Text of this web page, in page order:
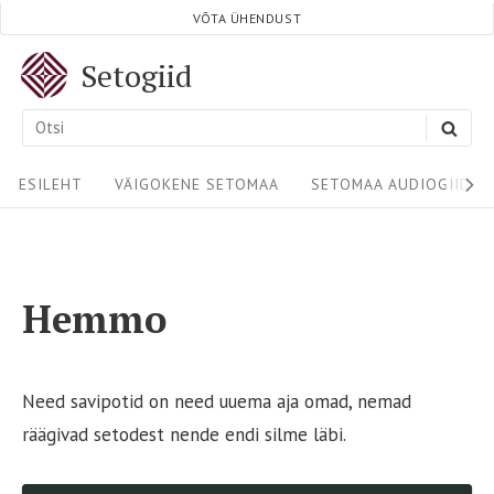
content
Setogiid
Search
VÕTA ÜHENDUST
Site
Navigation
ESILEHT VÄIGOKENE SETOMAA SETOMAA AUDIOGIIDID
Hemmo
Need savipotid on need uuema aja omad, nemad
räägivad setodest nende endi silme läbi.